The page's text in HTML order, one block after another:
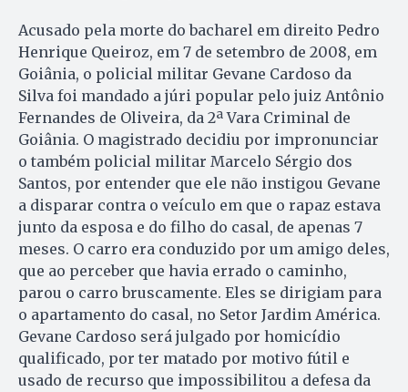
Acusado pela morte do bacharel em direito Pedro
Henrique Queiroz, em 7 de setembro de 2008, em
Goiânia, o policial militar Gevane Cardoso da
Silva foi mandado a júri popular pelo juiz Antônio
Fernandes de Oliveira, da 2ª Vara Criminal de
Goiânia. O magistrado decidiu por impronunciar
o também policial militar Marcelo Sérgio dos
Santos, por entender que ele não instigou Gevane
a disparar contra o veículo em que o rapaz estava
junto da esposa e do filho do casal, de apenas 7
meses. O carro era conduzido por um amigo deles,
que ao perceber que havia errado o caminho,
parou o carro bruscamente. Eles se dirigiam para
o apartamento do casal, no Setor Jardim América.
Gevane Cardoso será julgado por homicídio
qualificado, por ter matado por motivo fútil e
usado de recurso que impossibilitou a defesa da